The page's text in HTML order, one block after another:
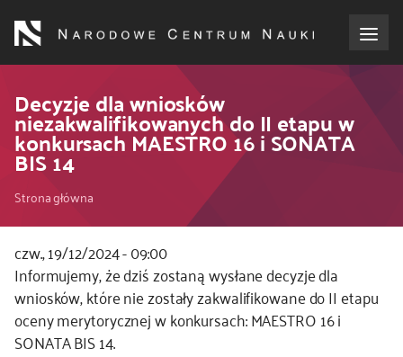
treści
dla wnioskodawców
dla realizujących projekty
efekty NCN
współpraca międzynarodowa
Decyzje dla wniosków
niezakwalifikowanych do II etapu w
konkursach MAESTRO 16 i SONATA
BIS 14
Ścieżka
nawigacyjna
Strona główna
czw., 19/12/2024 - 09:00
Kod
CSS
i
JS
Informujemy, że dziś zostaną wysłane decyzje dla
wniosków, które nie zostały zakwalifikowane do II etapu
oceny merytorycznej w konkursach: MAESTRO 16 i
SONATA BIS 14.